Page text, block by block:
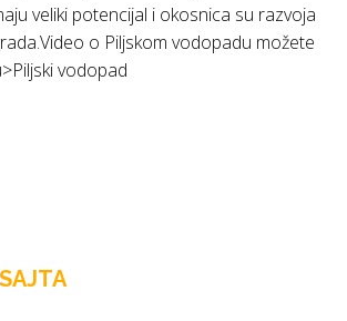
veliki potencijal i okosnica su razvoja
o Piljskom vodopadu možete
Piljski vodopad
SAJTA